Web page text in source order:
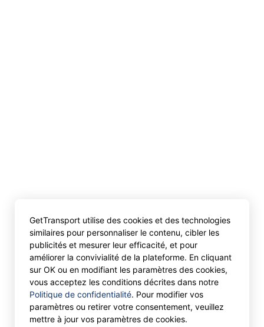
GetTransport utilise des cookies et des technologies
similaires pour personnaliser le contenu, cibler les
publicités et mesurer leur efficacité, et pour
améliorer la convivialité de la plateforme. En cliquant
sur OK ou en modifiant les paramètres des cookies,
vous acceptez les conditions décrites dans notre
Politique de confidentialité. Pour modifier vos
paramètres ou retirer votre consentement, veuillez
mettre à jour vos paramètres de cookies.